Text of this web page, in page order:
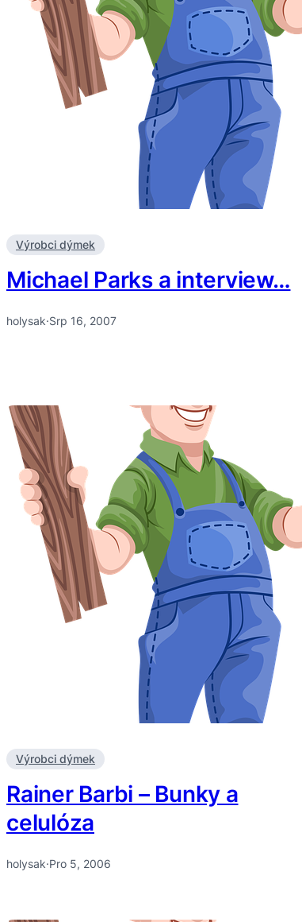
Výrobci dýmek
Michael Parks a interview…
holysak·Srp 16, 2007
Výrobci dýmek
Rainer Barbi – Bunky a
celulóza
holysak·Pro 5, 2006